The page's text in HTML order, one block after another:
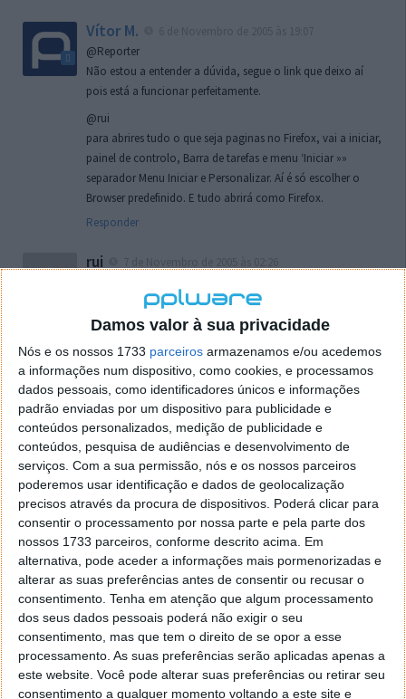
Damos valor à sua privacidade
Nós e os nossos 1733 parceiros armazenamos e/ou acedemos
a informações num dispositivo, como cookies, e processamos
dados pessoais, como identificadores únicos e informações
padrão enviadas por um dispositivo para publicidade e
conteúdos personalizados, medição de publicidade e
conteúdos, pesquisa de audiências e desenvolvimento de
serviços. Com a sua permissão, nós e os nossos parceiros
poderemos usar identificação e dados de geolocalização
precisos através da procura de dispositivos. Poderá clicar para
consentir o processamento por nossa parte e pela parte dos
nossos 1733 parceiros, conforme descrito acima. Em
alternativa, pode aceder a informações mais pormenorizadas e
alterar as suas preferências antes de consentir ou recusar o
consentimento. Tenha em atenção que algum processamento
dos seus dados pessoais poderá não exigir o seu
consentimento, mas que tem o direito de se opor a esse
processamento. As suas preferências serão aplicadas apenas a
este website. Você pode alterar suas preferências ou retirar seu
consentimento a qualquer momento voltando a este site e
Vítor M.
@Reporter
Não estou a entender a dúvida, segue o link que deixo aí
pois está a funcionar perfeitamente.
@rui
para abrires tudo o que seja paginas no Firefox, vai a iniciar,
painel de controlo, Barra de tarefas e menu ‘Iniciar »»
separador Menu Iniciar e Personalizar. Aí é só escolher o
Browser predefinido. E tudo abrirá como Firefox.
Responder
rui
localizaçao referida n se encontra la nada k me permita por
o firefox como browser predefenido
Ja percorri o painel
tentei apagar o explorer na tentativa de forçar o uso do
firefox mas em vao. Kaso te lembres de outra dica fico
agradecido, caso contrario obrigado a mesma
Responder
Vítor M.
7 de Novembro de 2005 às 01:39
@Reporter
Desculpa mas o link funciona. Seja como for segue por mail
o MSn Messenger 8.
Responder
Vítor M.
@Rui
Tens de encontrar o que te falei. Faz da seguinte maneira,
janela iniciar e no topo dessa janela com o botão direito do
rato faz propriedades. Depois no separador Menu ‘Iniciar’
clica no botão ‘Personalizar’ aí encontrarás no separador